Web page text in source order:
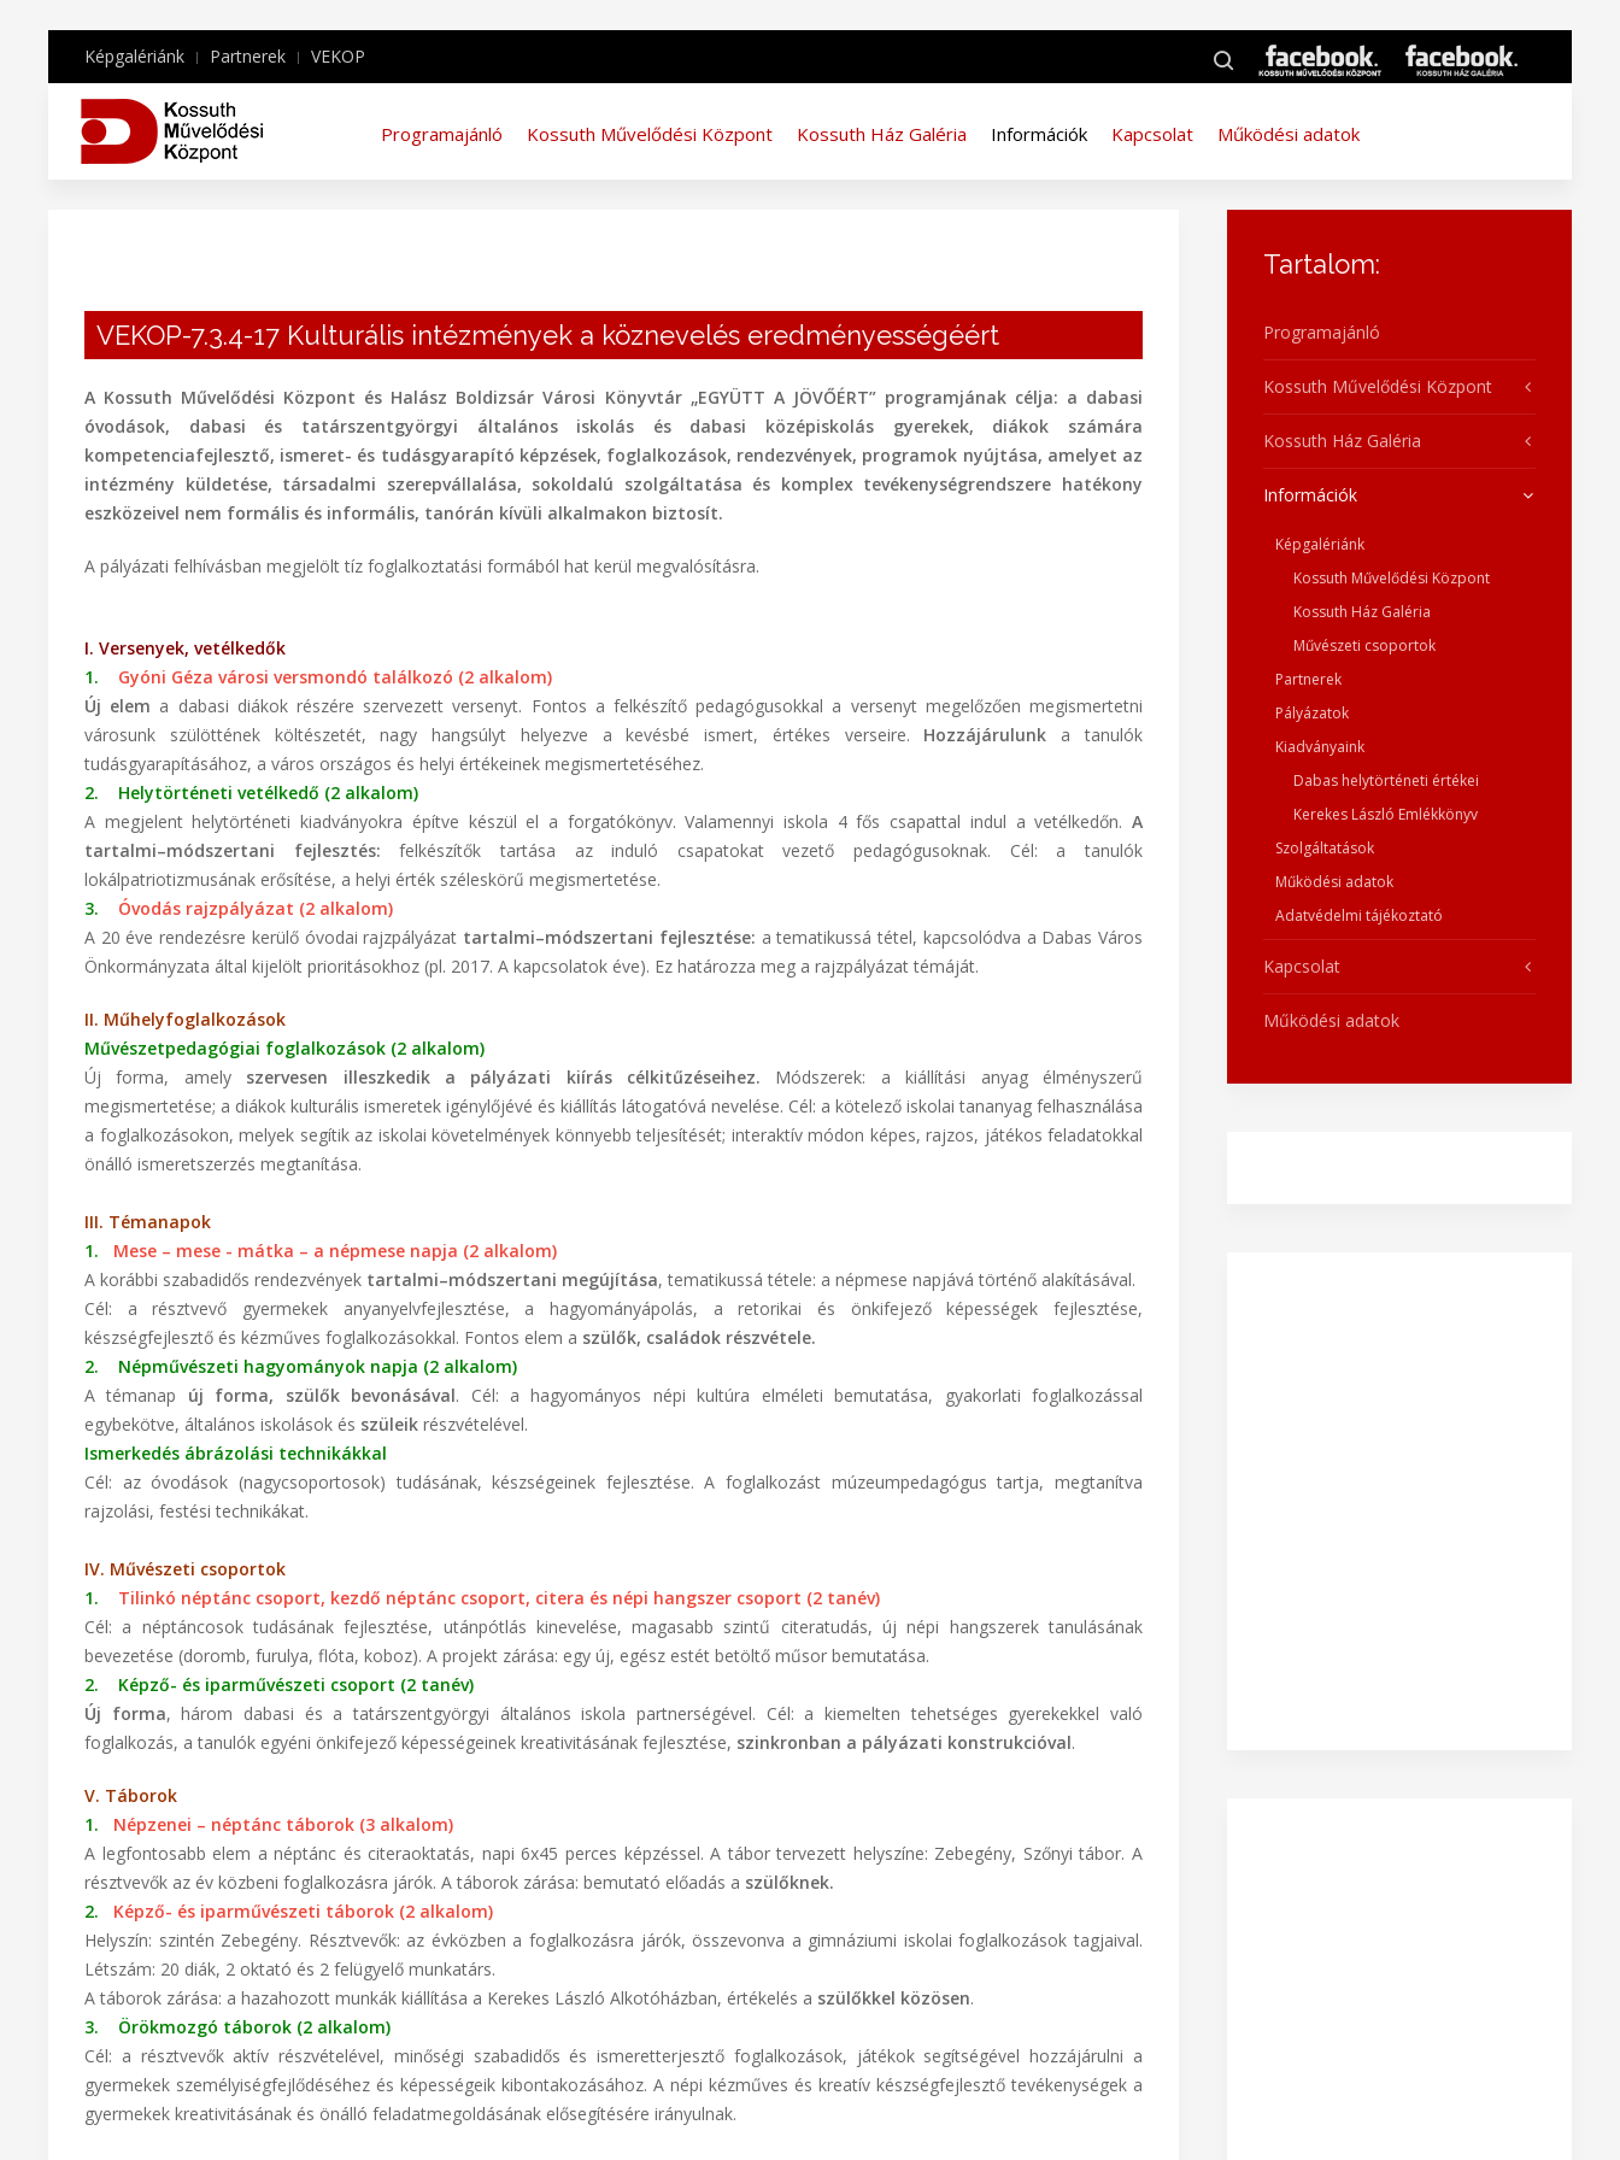
Képgalériánk Partnerek VEKOP
Programajánló Kossuth Művelődési Központ Kossuth Ház Galéria Információk Kapcsolat Működési adatok
VEKOP-7.3.4-17 Kulturális intézmények a köznevelés eredményességéért
A Kossuth Művelődési Központ és Halász Boldizsár Városi Könyvtár „EGYÜTT A JÖVŐÉRT” programjának célja: a dabasi
óvodások, dabasi és tatárszentgyörgyi általános iskolás és dabasi középiskolás gyerekek, diákok számára
kompetenciafejlesztő, ismeret- és tudásgyarapító képzések, foglalkozások, rendezvények, programok nyújtása, amelyet az
intézmény küldetése, társadalmi szerepvállalása, sokoldalú szolgáltatása és komplex tevékenységrendszere hatékony
eszközeivel nem formális és informális, tanórán kívüli alkalmakon biztosít.
A pályázati felhívásban megjelölt tíz foglalkoztatási formából hat kerül megvalósításra.
I. Versenyek, vetélkedők
1. Gyóni Géza városi versmondó találkozó (2 alkalom)
Új elem a dabasi diákok részére szervezett versenyt. Fontos a felkészítő pedagógusokkal a versenyt megelőzően megismertetni
városunk szülöttének költészetét, nagy hangsúlyt helyezve a kevésbé ismert, értékes verseire. Hozzájárulunk a tanulók
tudásgyarapításához, a város országos és helyi értékeinek megismertetéséhez.
2. Helytörténeti vetélkedő (2 alkalom)
A megjelent helytörténeti kiadványokra építve készül el a forgatókönyv. Valamennyi iskola 4 fős csapattal indul a vetélkedőn. A
tartalmi–módszertani fejlesztés: felkészítők tartása az induló csapatokat vezető pedagógusoknak. Cél: a tanulók
lokálpatriotizmusának erősítése, a helyi érték széleskörű megismertetése.
3. Óvodás rajzpályázat (2 alkalom)
A 20 éve rendezésre kerülő óvodai rajzpályázat tartalmi–módszertani fejlesztése: a tematikussá tétel, kapcsolódva a Dabas Város
Önkormányzata által kijelölt prioritásokhoz (pl. 2017. A kapcsolatok éve). Ez határozza meg a rajzpályázat témáját.
II. Műhelyfoglalkozások
Művészetpedagógiai foglalkozások (2 alkalom)
Új forma, amely szervesen illeszkedik a pályázati kiírás célkitűzéseihez. Módszerek: a kiállítási anyag élményszerű
megismertetése; a diákok kulturális ismeretek igénylőjévé és kiállítás látogatóvá nevelése. Cél: a kötelező iskolai tananyag felhasználása
a foglalkozásokon, melyek segítik az iskolai követelmények könnyebb teljesítését; interaktív módon képes, rajzos, játékos feladatokkal
önálló ismeretszerzés megtanítása.
III. Témanapok
1.
Mese – mese - mátka – a népmese napja (2 alkalom)
A korábbi szabadidős rendezvények tartalmi–módszertani megújítása, tematikussá tétele: a népmese napjává történő alakításával.
Cél: a résztvevő gyermekek anyanyelvfejlesztése, a hagyományápolás, a retorikai és önkifejező képességek fejlesztése,
készségfejlesztő és kézműves foglalkozásokkal. Fontos elem a szülők, családok részvétele.
2. Népművészeti hagyományok napja (2 alkalom)
A témanap új forma, szülők bevonásával. Cél: a hagyományos népi kultúra elméleti bemutatása, gyakorlati foglalkozással
egybekötve, általános iskolások és szüleik részvételével.
Ismerkedés ábrázolási technikákkal
Cél: az óvodások (nagycsoportosok) tudásának, készségeinek fejlesztése. A foglalkozást múzeumpedagógus tartja, megtanítva
rajzolási, festési technikákat.
IV. Művészeti csoportok
1. Tilinkó néptánc csoport, kezdő néptánc csoport, citera és népi hangszer csoport (2 tanév)
Cél: a néptáncosok tudásának fejlesztése, utánpótlás kinevelése, magasabb szintű citeratudás, új népi hangszerek tanulásának
bevezetése (doromb, furulya, flóta, koboz). A projekt zárása: egy új, egész estét betöltő műsor bemutatása.
2. Képző- és iparművészeti csoport (2 tanév)
Új forma, három dabasi és a tatárszentgyörgyi általános iskola partnerségével. Cél: a kiemelten tehetséges gyerekekkel való
foglalkozás, a tanulók egyéni önkifejező képességeinek kreativitásának fejlesztése, szinkronban a pályázati konstrukcióval.
V. Táborok
1.
Népzenei – néptánc táborok (3 alkalom)
A legfontosabb elem a néptánc és citeraoktatás, napi 6x45 perces képzéssel. A tábor tervezett helyszíne: Zebegény, Szőnyi tábor. A
résztvevők az év közbeni foglalkozásra járók. A táborok zárása: bemutató előadás a szülőknek.
2.
Képző- és iparművészeti táborok (2 alkalom)
Helyszín: szintén Zebegény. Résztvevők: az évközben a foglalkozásra járók, összevonva a gimnáziumi iskolai foglalkozások tagjaival.
Létszám: 20 diák, 2 oktató és 2 felügyelő munkatárs.
A táborok zárása: a hazahozott munkák kiállítása a Kerekes László Alkotóházban, értékelés a szülőkkel közösen.
3. Örökmozgó táborok (2 alkalom)
Cél: a résztvevők aktív részvételével, minőségi szabadidős és ismeretterjesztő foglalkozások, játékok segítségével hozzájárulni a
gyermekek személyiségfejlődéséhez és képességeik kibontakozásához. A népi kézműves és kreatív készségfejlesztő tevékenységek a
gyermekek kreativitásának és önálló feladatmegoldásának elősegítésére irányulnak.
Tartalom:
Programajánló
Kossuth Művelődési Központ
Kossuth Ház Galéria
Információk
Képgalériánk
Kossuth Művelődési Központ
Kossuth Ház Galéria
Művészeti csoportok
Partnerek
Pályázatok
Kiadványaink
Dabas helytörténeti értékei
Kerekes László Emlékkönyv
Szolgáltatások
Működési adatok
Adatvédelmi tájékoztató
Kapcsolat
Működési adatok